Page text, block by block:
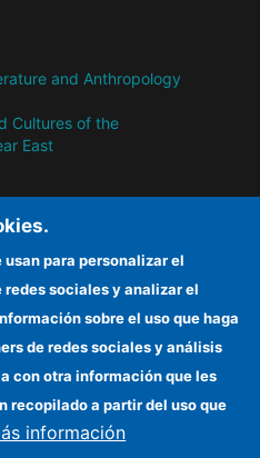
and Anthropology
Cultures of the
East
Goods
para personalizar el
sociales y analizar el
sobre el uso que haga
de redes sociales y análisis
con otra información que les
recopilado a partir del uso que
información